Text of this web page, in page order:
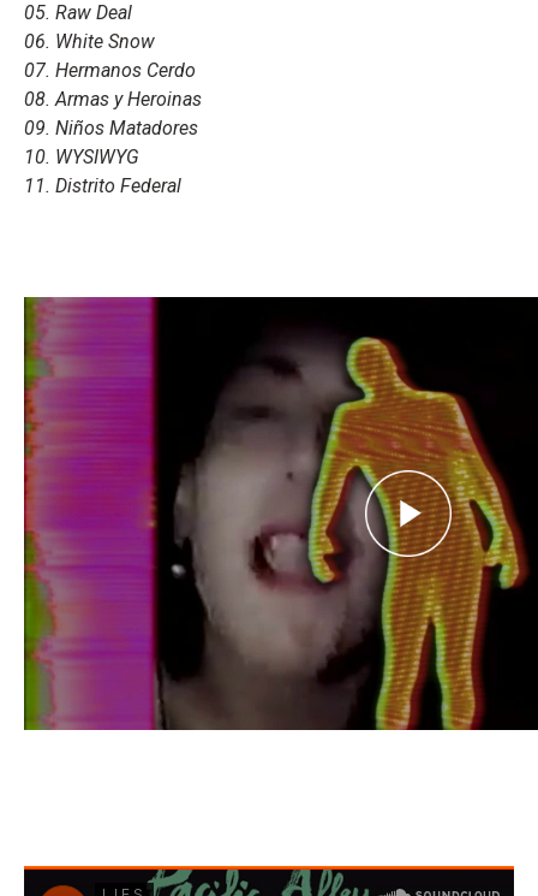
05. Raw Deal
06. White Snow
07. Hermanos Cerdo
08. Armas y Heroinas
09. Niños Matadores
10. WYSIWYG
11. Distrito Federal